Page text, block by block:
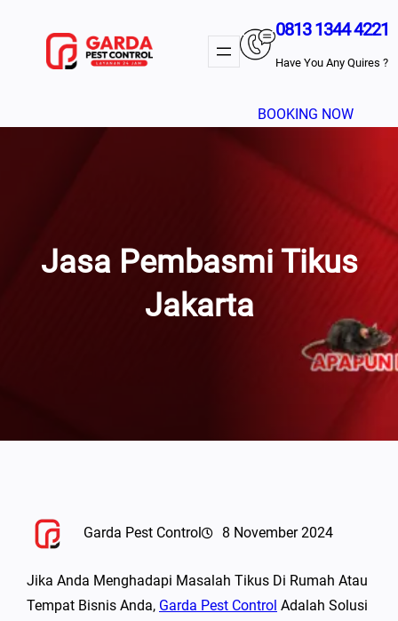
0813 1344 4221
Have You Any Quires ?
BOOKING NOW
Jasa Pembasmi Tikus
Jakarta
Garda Pest Control 8 November 2024
Jika Anda Menghadapi Masalah Tikus Di Rumah Atau
Tempat Bisnis Anda, Garda Pest Control Adalah Solusi